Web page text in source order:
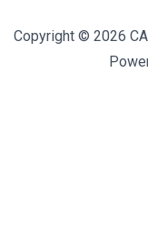
Copyright © 2026